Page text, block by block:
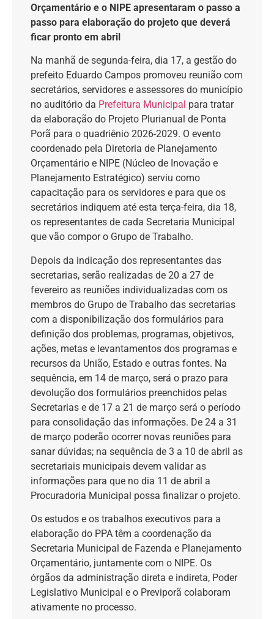
Orçamentário e o NIPE apresentaram o passo a
passo para elaboração do projeto que deverá
ficar pronto em abril
Na manhã de segunda-feira, dia 17, a gestão do
prefeito Eduardo Campos promoveu reunião com
secretários, servidores e assessores do município
no auditório da Prefeitura Municipal para tratar
da elaboração do Projeto Plurianual de Ponta
Porã para o quadriênio 2026-2029. O evento
coordenado pela Diretoria de Planejamento
Orçamentário e NIPE (Núcleo de Inovação e
Planejamento Estratégico) serviu como
capacitação para os servidores e para que os
secretários indiquem até esta terça-feira, dia 18,
os representantes de cada Secretaria Municipal
que vão compor o Grupo de Trabalho.
Depois da indicação dos representantes das
secretarias, serão realizadas de 20 a 27 de
fevereiro as reuniões individualizadas com os
membros do Grupo de Trabalho das secretarias
com a disponibilização dos formulários para
definição dos problemas, programas, objetivos,
ações, metas e levantamentos dos programas e
recursos da União, Estado e outras fontes. Na
sequência, em 14 de março, será o prazo para
devolução dos formulários preenchidos pelas
Secretarias e de 17 a 21 de março será o período
para consolidação das informações. De 24 a 31
de março poderão ocorrer novas reuniões para
sanar dúvidas; na sequência de 3 a 10 de abril as
secretariais municipais devem validar as
informações para que no dia 11 de abril a
Procuradoria Municipal possa finalizar o projeto.
Os estudos e os trabalhos executivos para a
elaboração do PPA têm a coordenação da
Secretaria Municipal de Fazenda e Planejamento
Orçamentário, juntamente com o NIPE. Os
órgãos da administração direta e indireta, Poder
Legislativo Municipal e o Previporã colaboram
ativamente no processo.